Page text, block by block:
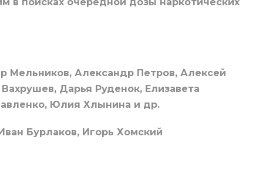
в поисках очередной дозы наркотических
Мельников, Александр Петров, Алексей
Дарья Руденок, Елизавета
Юлия Хлынина и др.
Бурлаков, Игорь Хомский